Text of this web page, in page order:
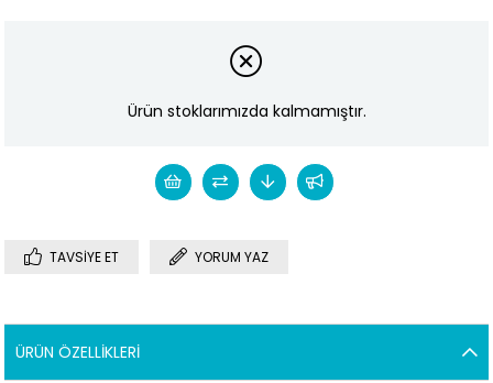
Ürün stoklarımızda kalmamıştır.
TAVSIYE ET YORUM YAZ
ÜRÜN ÖZELLIKLERI